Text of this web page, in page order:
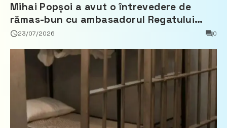
Mihai Popșoi a avut o întrevedere de
rămas-bun cu ambasadorul Regatului
Țărilor de Jos, Fred Duijn
23/07/2026 0